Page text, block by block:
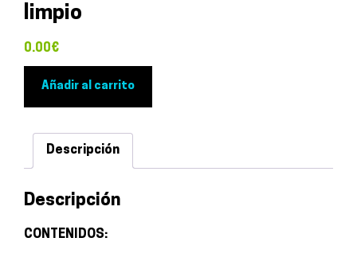
limpio
0.00€
desarrollo
limpio
Añadir al carrito
Descripción
Descripción
CONTENIDOS: